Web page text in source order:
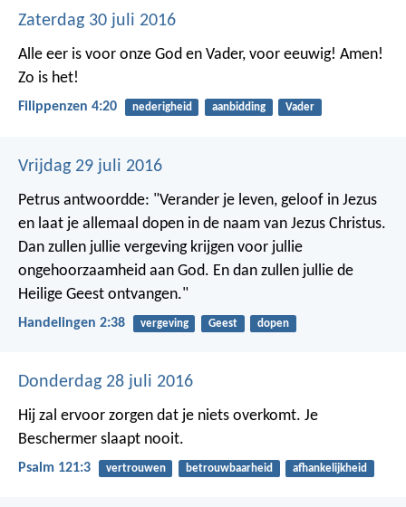
Zaterdag 30 juli 2016
Alle eer is voor onze God en Vader, voor eeuwig! Amen!
Zo is het!
Filippenzen 4:20 nederigheid aanbidding Vader
Vrijdag 29 juli 2016
Petrus antwoordde: "Verander je leven, geloof in Jezus
en laat je allemaal dopen in de naam van Jezus Christus.
Dan zullen jullie vergeving krijgen voor jullie
ongehoorzaamheid aan God. En dan zullen jullie de
Heilige Geest ontvangen."
Handelingen 2:38 vergeving Geest dopen
Donderdag 28 juli 2016
Hij zal ervoor zorgen dat je niets overkomt. Je
Beschermer slaapt nooit.
Psalm 121:3 vertrouwen betrouwbaarheid afhankelijkheid